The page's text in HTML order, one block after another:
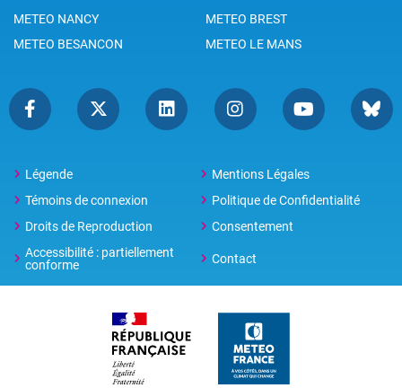
METEO NANCY
METEO BREST
METEO BESANCON
METEO LE MANS
Légende
Mentions Légales
Témoins de connexion
Politique de Confidentialité
Droits de Reproduction
Consentement
Accessibilité : partiellement
conforme
Contact